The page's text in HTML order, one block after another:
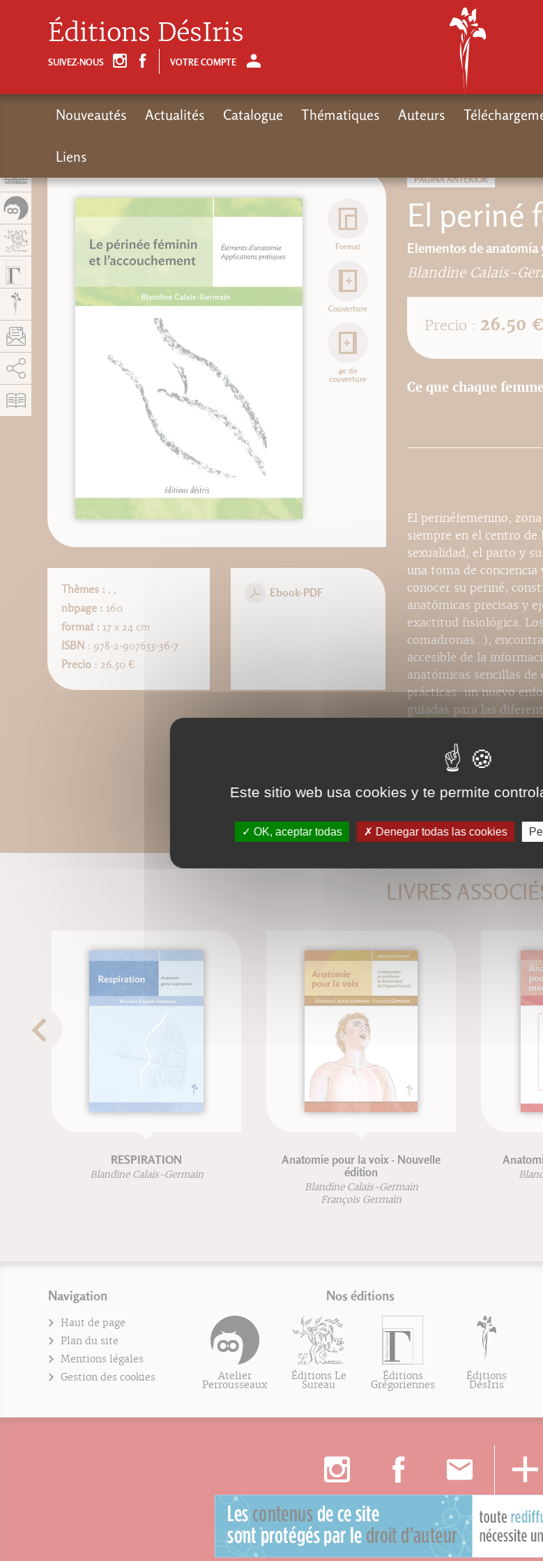
PÁGINA ANTERIOR
El periné
Elementos de
Blandine Calais-
Format
Couverture
4e de
couverture
Thèmes : , ,
nbpage : 160
format : 17 x 24 cm
ISBN : 978-2-907653-36-7
Precio: 26.50 €
Ebook-PDF
Precio : 26.50 €
Ce que chaque
El perinéfemenino,
siempre en el centro
sexualidad, el parto y
una toma de
conocer su periné,
anatómicas precisas y
exactitud fisiológica.
comadronas...),
accesible de la
anatómicas sencillas
prácticas: un nuevo
guiadas para las
LIVRES
RESPIRATION
Blandine Calais-Germain
Anatomie pour la voix - Nouvelle
édition
Blandine Calais-Germain
François Germain
Navigation
Haut de page
Plan du site
Mentions légales
Gestion des cookies
Nos éditions
Atelier
Perrousseaux
Éditions Le
Sureau
Éditions
Grégoriennes
Éditions
DésIris
Éditions DésIris
SUIVEZ-NOUS VOTRE COMPTE
Nouveautés Actualités Catalogue Thématiques Auteurs
Liens
AddThis está deshabilitado. Permitir
Este sitio web usa cookies y te permite
OK, aceptar todas Denegar todas las cookies